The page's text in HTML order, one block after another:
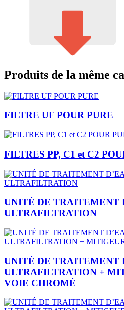
Produits de la même
FILTRE UF POUR PURE
FILTRES PP, C1 et C2
UNITÉ DE TRAITEMENT
ULTRAFILTRATION
UNITÉ DE TRAITEMENT
ULTRAFILTRATION +
VOIE CHROMÉ